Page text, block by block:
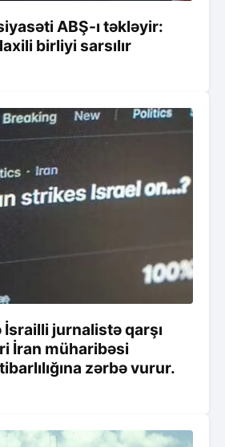
ABŞ-ı təkləyir:
birliyi sarsılır
jurnalistə qarşı
İran müharibəsi
zərbə vurur.